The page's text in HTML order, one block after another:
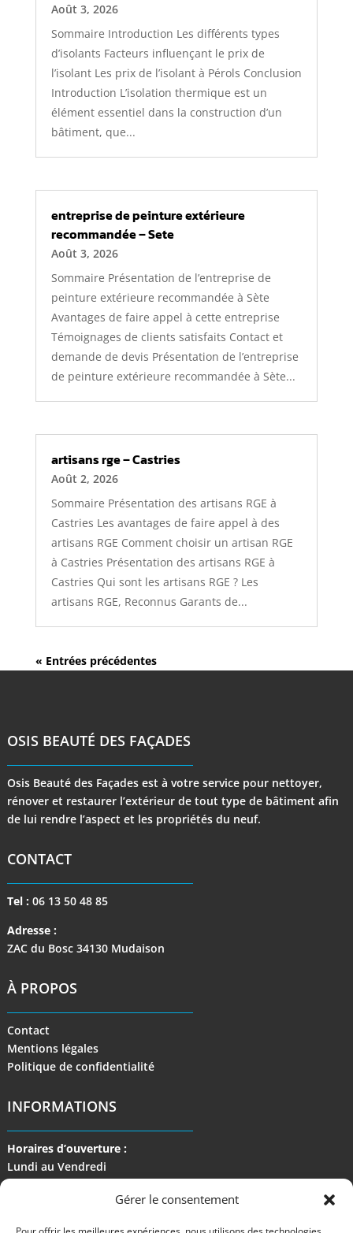
Gérer le consentement
Août 3, 2026
Sommaire Introduction Les différents types
d’isolants Facteurs influençant le prix de
l’isolant Les prix de l’isolant à Pérols Conclusion
Introduction L’isolation thermique est un
élément essentiel dans la construction d’un
bâtiment, que...
entreprise de peinture extérieure
recommandée – Sete
Août 3, 2026
Sommaire Présentation de l’entreprise de
peinture extérieure recommandée à Sète
Avantages de faire appel à cette entreprise
Témoignages de clients satisfaits Contact et
demande de devis Présentation de l’entreprise
de peinture extérieure recommandée à Sète...
artisans rge – Castries
Août 2, 2026
Sommaire Présentation des artisans RGE à
Castries Les avantages de faire appel à des
artisans RGE Comment choisir un artisan RGE
à Castries Présentation des artisans RGE à
Castries Qui sont les artisans RGE ? Les
artisans RGE, Reconnus Garants de...
« Entrées précédentes
OSIS BEAUTÉ DES FAÇADES
Osis Beauté des Façades est à votre service pour nettoyer,
rénover et restaurer l’extérieur de tout type de bâtiment afin
de lui rendre l’aspect et les propriétés du neuf.
CONTACT
Tel : 06 13 50 48 85
Adresse :
ZAC du Bosc 34130 Mudaison
À PROPOS
Contact
Mentions légales
Politique de confidentialité
INFORMATIONS
Horaires d’ouverture :
Lundi au Vendredi
de 9 h à 17 h